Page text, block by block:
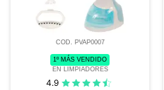
COD. PVAP0007
1º MÁS VENDIDO
EN LIMPIADORES
4.9